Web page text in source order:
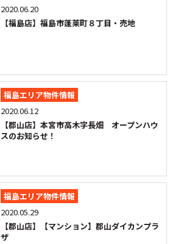
2020.06.20
【福島店】福島市蓬莱町８丁目・売地
福島エリア物件情報
2020.06.12
【郡山店】本宮市高木字長畑 オープンハウ
スのお知らせ！
福島エリア物件情報
2020.05.29
【郡山店】【マンション】郡山ダイカンプラ
ザ